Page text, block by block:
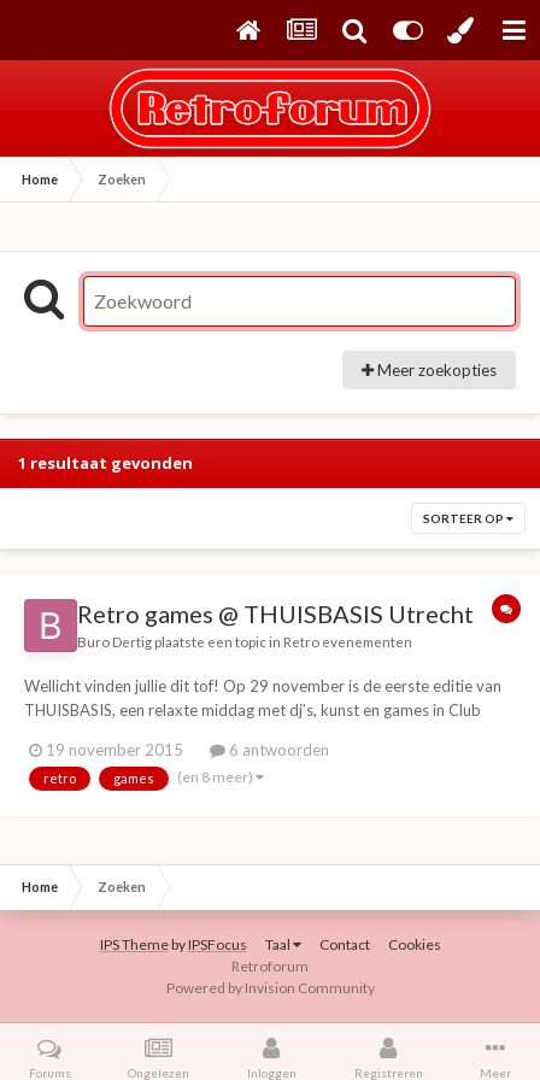
Home Zoeken
Meer zoekopties
1 resultaat gevonden
SORTEER OP
Retro games @ THUISBASIS Utrecht
Buro Dertig plaatste een topic in Retro evenementen
Wellicht vinden jullie dit tof! Op 29 november is de eerste editie van
THUISBASIS, een relaxte middag met dj’s, kunst en games in Club
pokeren of toffe expo’s bekijken. Uiteraard is aan eten en drinken ook
gedacht. T42's Ar...
19 november 2015 6 antwoorden
retro games (en 8 meer)
Home Zoeken
IPS ThemebyIPSFocus Taal Contact
Cookies
Retroforum
Powered by Invision Community
Forums Ongelezen Inloggen Registreren Meer